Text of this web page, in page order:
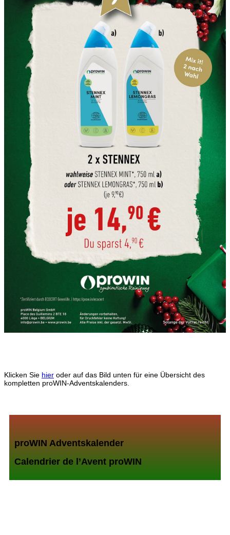
Klicken Sie hier oder auf das Bild unten für eine Übersicht des
kompletten proWIN-Adventskalenders.
proWIN Adventskalender
Calendrier de l’Avent proWIN